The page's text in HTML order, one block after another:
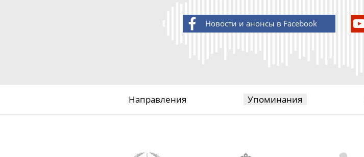
Новости и анонсы в Facebook
Направления Упоминания